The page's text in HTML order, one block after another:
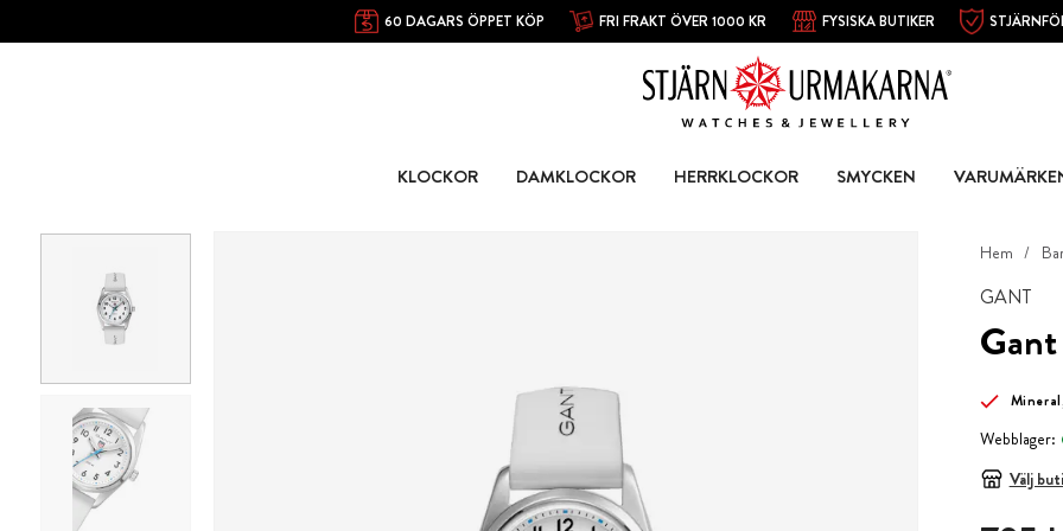
60 DAGARS ÖPPET KÖP FRI FRAKT ÖVER 1000 KR FYSISKA BUTIKER
KLOCKOR DAMKLOCKOR HERRKLOCKOR SMYCKEN
Hem
GANT
Webblager:
Välj